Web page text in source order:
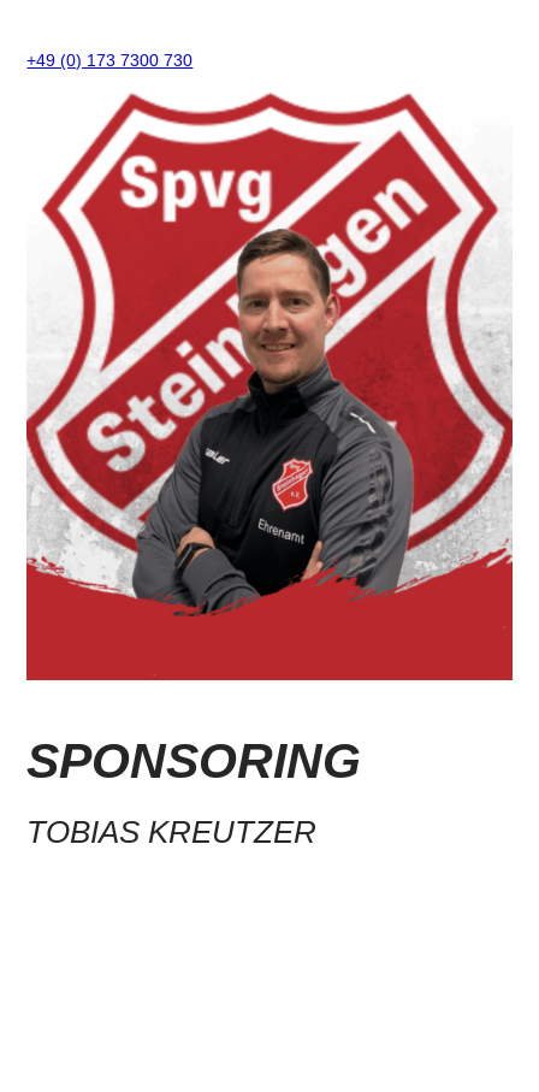
+49 (0) 173 7300 730
SPONSORING
TOBIAS KREUTZER